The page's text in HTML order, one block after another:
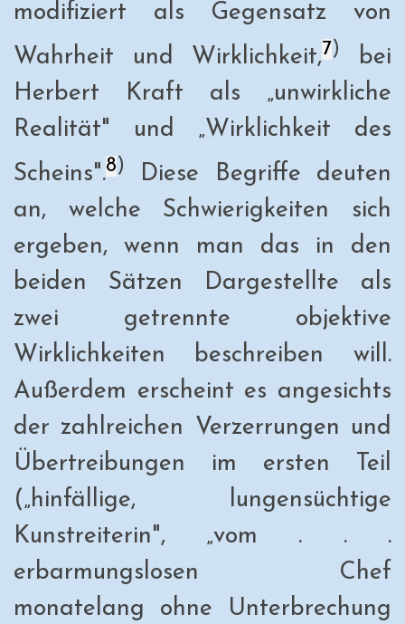
modifiziert als Gegensatz von
Wahrheit und Wirklichkeit,7)
bei
Herbert Kraft als „unwirkliche
Realität" und „Wirklichkeit des
Scheins".8)
Diese Begriffe deuten
an, welche Schwierigkeiten sich
ergeben, wenn man das in den
beiden Sätzen Dargestellte als
zwei getrennte objektive
Wirklichkeiten beschreiben will.
Außerdem erscheint es angesichts
der zahlreichen Verzerrungen und
Übertreibungen im ersten Teil
(„hinfällige, lungensüchtige
Kunstreiterin", „vom . . .
erbarmungslosen Chef
monatelang ohne Unterbrechung